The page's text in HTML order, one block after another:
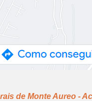
de Monte Aureo -